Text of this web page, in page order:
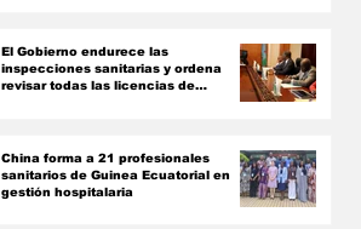
El Gobierno endurece las
inspecciones sanitarias y ordena
revisar todas las licencias de
China forma a 21 profesionales
sanitarios de Guinea Ecuatorial en
gestión hospitalaria